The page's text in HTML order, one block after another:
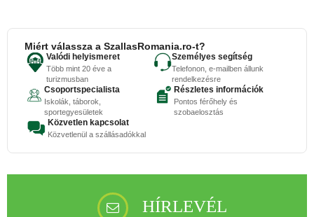
Miért válassza a SzallasRomania.ro-t?
Valódi helyismeret
Több mint 20 éve a
turizmusban
Személyes segítség
Telefonon, e-mailben állunk
rendelkezésre
Csoportspecialista
Iskolák, táborok,
sportegyesületek
Részletes információk
Pontos férőhely és
szobaelosztás
Közvetlen kapcsolat
Közvetlenül a szállásadókkal
HÍRLEVÉL